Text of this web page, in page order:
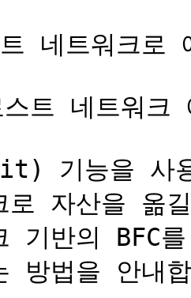
네트워크로
트 네트워크
기능을 사
로 자산을 옮
기반의 BFC
방법을 안내